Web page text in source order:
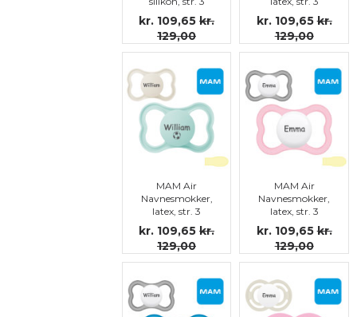
kr. 109,65 kr.
129,00
kr. 109,65 kr.
129,00
MAM Air
Navnesmokker,
latex, str. 3
kr. 109,65 kr.
129,00
MAM Air
Navnesmokker,
latex, str. 3
kr. 109,65 kr.
129,00